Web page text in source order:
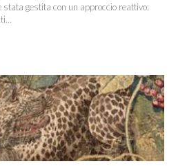
stata gestita con un approccio reattivo: